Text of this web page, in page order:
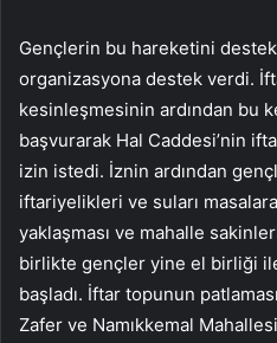
Gençlerin bu hareketini
organizasyona destek verdi.
kesinleşmesinin ardından bu
başvurarak Hal Caddesi’nin
izin istedi. İznin ardından
iftariyelikleri ve suları
yaklaşması ve mahalle
birlikte gençler yine el birliği
başladı. İftar topunun
Zafer ve Namıkkemal